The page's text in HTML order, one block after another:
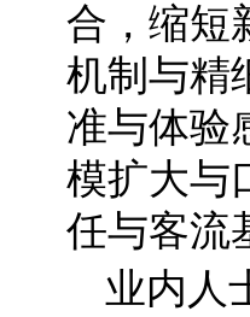
合，缩短
机制与精
准与体验
模扩大与
任与客流
业内人